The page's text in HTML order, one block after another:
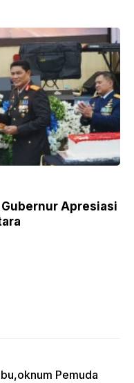
Gubernur Apresiasi
Pemuda